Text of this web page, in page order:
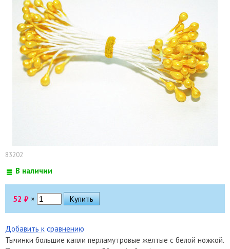
83202
В наличии
52 ₽ ×
Добавить к сравнению
Тычинки большие капли перламутровые желтые с белой ножкой.